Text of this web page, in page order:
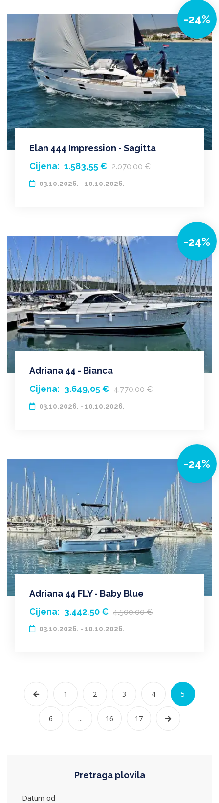
-24%
Elan 444 Impression - Sagitta
Cijena: 1.583,55 € 2.070,00 €
03.10.2026. - 10.10.2026.
-24%
Adriana 44 - Bianca
Cijena: 3.649,05 € 4.770,00 €
03.10.2026. - 10.10.2026.
-24%
Adriana 44 FLY - Baby Blue
Cijena: 3.442,50 € 4.500,00 €
03.10.2026. - 10.10.2026.
1 2 3 4 5
6 ... 16 17
Pretraga plovila
Datum od